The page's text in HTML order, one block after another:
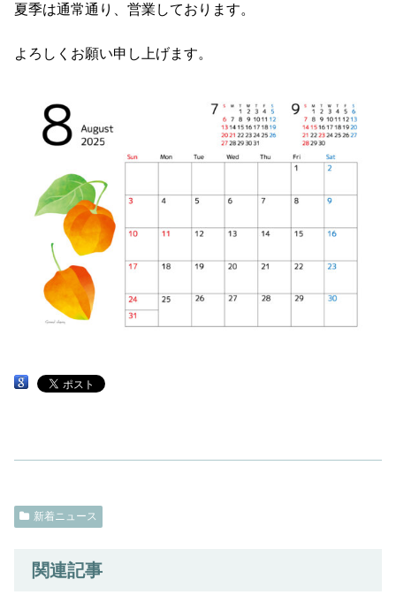
夏季は通常通り、営業しております。
よろしくお願い申し上げます。
新着ニュース
関連記事